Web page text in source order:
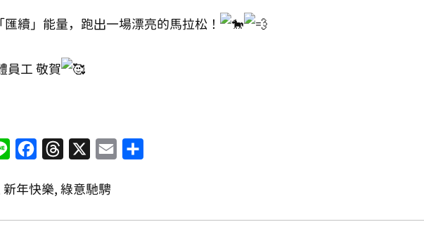
續」能量，跑出一場漂亮的馬拉松！
員工 敬賀
Line FacebookThreads Email
新年快樂, 綠意馳騁